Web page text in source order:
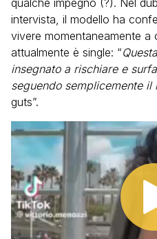
qualche impegno (?). Nel
intervista, il modello ha
vivere momentaneamente a
attualmente è single: “
insegnato a rischiare e
seguendo semplicemente il
guts”.